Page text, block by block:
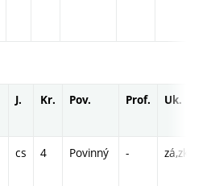
J. Kr. Pov. Prof. Uk.
cs 4 Povinný - zá,zk